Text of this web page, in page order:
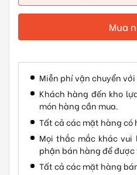
Mua
Miễn phí vận chuyển
Khách hàng đến kho
món hàng cần mua.
Tất cả các mặt hàng có
Mọi thắc mắc khác
phận bán hàng để
Tất cả các mặt hàng